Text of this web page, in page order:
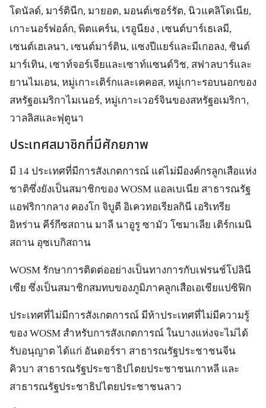
โดนัลด์, มาร์ตินีก, มายอต, มอนต์เซอร์รัต, นิวแคลิโดเนีย,
เกาะนอร์ฟอล์ก, พิตแคร์น, เรอูนียง , เซนต์บาร์เธเลมี,
เซนต์เฮเลนา, เซนต์มาร์ติน, แซงปีแยร์และมีเกอลง, ซินต์
มาร์เทิน, เซาท์จอร์เจียและเซาท์แซนด์วิช, สฟาลบาร์และ
ยานไมเอน, หมู่เกาะเติร์กและเคคอส, หมู่เกาะรอบนอกของ
สหรัฐอเมริกาไมเนอร์, หมู่เกาะเวอร์จินของสหรัฐอเมริกา,
วาลลิสและฟุตูนา
ประเทศสมาชิกที่มีศักยภาพ
มี 14 ประเทศที่มีการสังเกตการณ์ แต่ไม่มีองค์กรลูกเสือแห่ง
ชาติซึ่งยังเป็นสมาชิกของ WOSM แอลเบเนีย สาธารณรัฐ
แอฟริกากลาง คองโก จิบูตี อิเควทอเรียลกินี เอริเทรีย
อิหร่าน คีร์กีซสถาน มาลี นาอูรู ซามัว โซมาเลีย เติร์กเมนิ
สถาน อุซเบกิสถาน
WOSM รักษาการติดต่ออย่างเป็นทางการกับเฟรนช์โปลินี
เซีย ซึ่งเป็นสมาชิกสมทบของภูมิภาคลูกเสือเอเชียแปซิฟิก
ประเทศที่ไม่มีการสังเกตการณ์ มีห้าประเทศที่ไม่มีความรู้
ของ WOSM สำหรับการสังเกตการณ์ ในบางแห่งจะไม่ได้
รับอนุญาต ได้แก่ อันดอร์รา สาธารณรัฐประชาชนจีน
คิวบา สาธารณรัฐประชาธิปไตยประชาชนเกาหลี และ
สาธารณรัฐประชาธิปไตยประชาชนลาว